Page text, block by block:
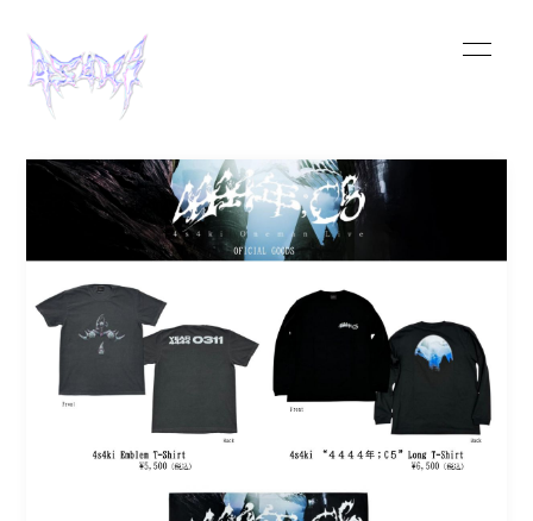
HOME
INFORMATION
SCHEDULE
MUSIC